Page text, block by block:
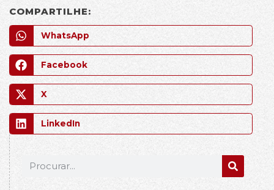
COMPARTILHE:
WhatsApp
Facebook
X
LinkedIn